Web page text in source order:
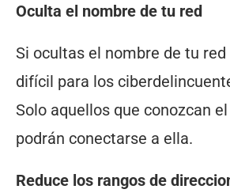
Oculta el nombre de tu red
Si ocultas el nombre de tu
difícil para los
Solo aquellos que conozcan
podrán conectarse a ella.
Reduce los rangos de